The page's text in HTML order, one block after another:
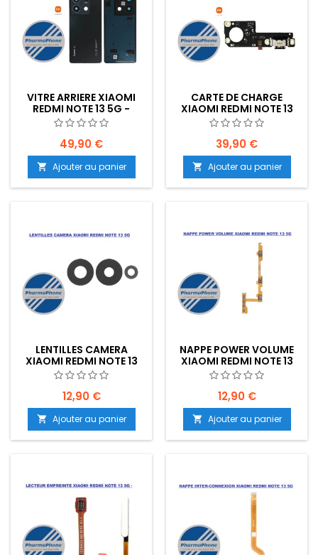
VITRE ARRIERE XIAOMI
REDMI NOTE 13 5G -
EMPLACEMENT:
49,90 €
 Ajouter au panier
CARTE DE CHARGE
XIAOMI REDMI NOTE 13
5G - EMPLACEMENT:
39,90 €
 Ajouter au panier
LENTILLES CAMERA
XIAOMI REDMI NOTE 13
5G - EMPLACEMENT:
12,90 €
 Ajouter au panier
NAPPE POWER VOLUME
XIAOMI REDMI NOTE 13
5G - EMPLACEMENT:
12,90 €
 Ajouter au panier